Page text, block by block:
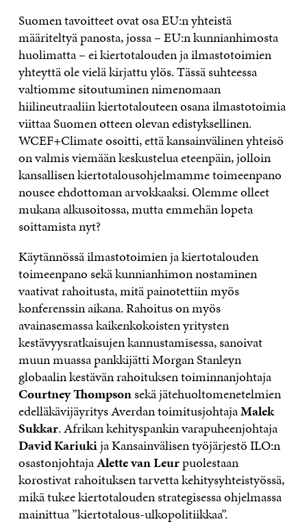
Suomen tavoitteet ovat osa EU:n yhteistä
määriteltyä panosta, jossa – EU:n kunnianhimosta
huolimatta – ei kiertotalouden ja ilmastotoimien
yhteyttä ole vielä kirjattu ylös. Tässä suhteessa
valtiomme sitoutuminen nimenomaan
hiilineutraaliin kiertotalouteen osana ilmastotoimia
viittaa Suomen otteen olevan edistyksellinen.
WCEF+Climate osoitti, että kansainvälinen yhteisö
on valmis viemään keskustelua eteenpäin, jolloin
kansallisen kiertotalousohjelmamme toimeenpano
nousee ehdottoman arvokkaaksi. Olemme olleet
mukana alkusoitossa, mutta emmehän lopeta
soittamista nyt?
Käytännössä ilmastotoimien ja kiertotalouden
toimeenpano sekä kunnianhimon nostaminen
vaativat rahoitusta, mitä painotettiin myös
konferenssin aikana. Rahoitus on myös
avainasemassa kaikenkokoisten yritysten
kestävyysratkaisujen kannustamisessa, sanoivat
muun muassa pankkijätti Morgan Stanleyn
globaalin kestävän rahoituksen toiminnanjohtaja
Courtney Thompsonsekä jätehuoltomenetelmien
edelläkävijäyritys Averdan toimitusjohtajaMalek
Sukkar. Afrikan kehityspankin varapuheenjohtaja
David Kariukija Kansainvälisen työjärjestö ILO:n
osastonjohtajaAlette van Leurpuolestaan
korostivat rahoituksen tarvetta kehitysyhteistyössä,
mikä tukee kiertotalouden strategisessa ohjelmassa
mainittua ”kiertotalous-ulkopolitiikkaa”.